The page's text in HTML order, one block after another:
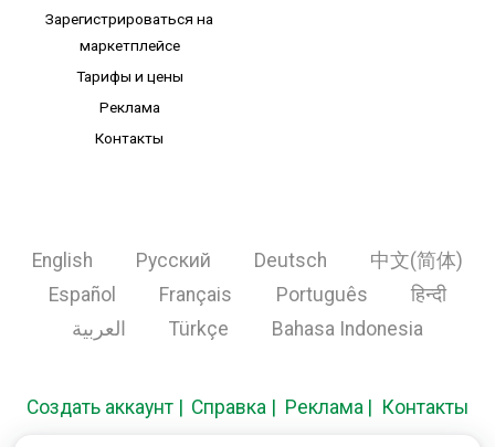
Зарегистрироваться на
маркетплейсе
Тарифы и цены
Реклама
Контакты
English Русский Deutsch
中文(简体)
Español
Français Português
हिन्दी
العربية
Türkçe Bahasa Indonesia
Создать аккаунт Справка Реклама Контакты